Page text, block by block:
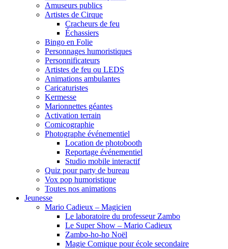
Amuseurs publics
Artistes de Cirque
Cracheurs de feu
Échassiers
Bingo en Folie
Personnages humoristiques
Personnificateurs
Artistes de feu ou LEDS
Animations ambulantes
Caricaturistes
Kermesse
Marionnettes géantes
Activation terrain
Comicographie
Photographe événementiel
Location de photobooth
Reportage événementiel
Studio mobile interactif
Quiz pour party de bureau
Vox pop humoristique
Toutes nos animations
Jeunesse
Mario Cadieux – Magicien
Le laboratoire du professeur Zambo
Le Super Show – Mario Cadieux
Zambo-ho-ho Noël
Magie Comique pour école secondaire